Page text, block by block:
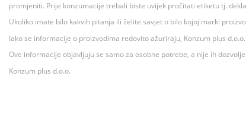
promjeniti. Prije konzumacije trebali biste uvijek pročitati etiketu tj.
Ukoliko imate bilo kakvih pitanja ili želite savjet o bilo kojoj marki
Iako se informacije o proizvodima redovito ažuriraju, Konzum plus
Ove informacije objavljuju se samo za osobne potrebe, a nije ih
Konzum plus d.o.o.